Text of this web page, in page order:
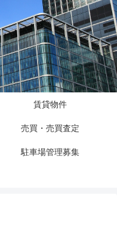
賃貸物件
売買・売買査定
駐車場管理募集